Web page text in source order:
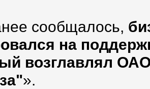
сообщалось,
на
возглавлял
».